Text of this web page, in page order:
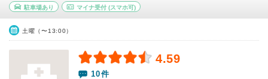
駐車場あり マイナ受付(スマホ可)
土曜（〜13:00）
4.59
10件